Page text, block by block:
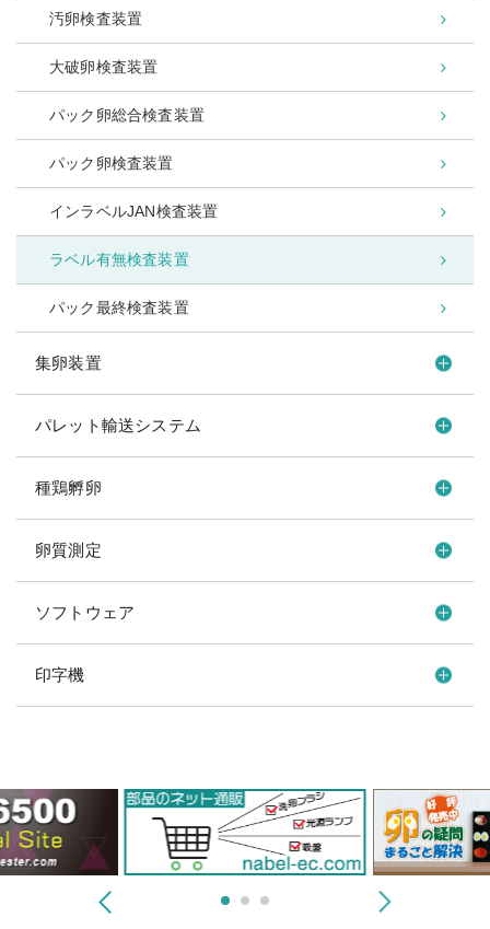
汚卵検査装置
大破卵検査装置
パック卵総合検査装置
パック卵検査装置
インラベルJAN検査装置
ラベル有無検査装置
パック最終検査装置
集卵装置
パレット輸送システム
種鶏孵卵
卵質測定
ソフトウェア
印字機